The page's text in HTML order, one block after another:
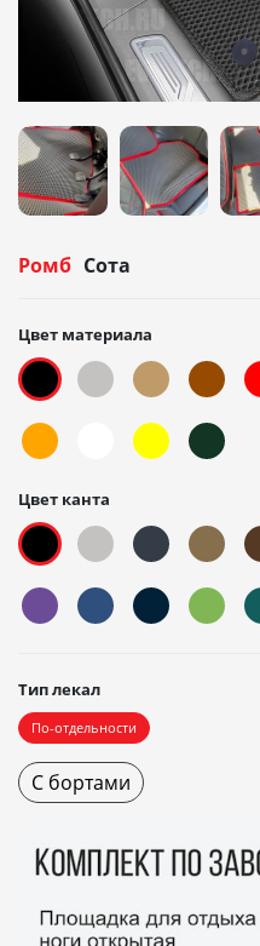
Ромб Сота
Цвет материала
Цвет канта
Тип лекал
По-отдельности
С бортами